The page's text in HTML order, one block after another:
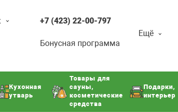
+7 (423) 22-00-797
Бонусная программа
Ещё
Кухонная
утварь
Товары для
сауны,
косметические
средства
Подарки,
интерьер